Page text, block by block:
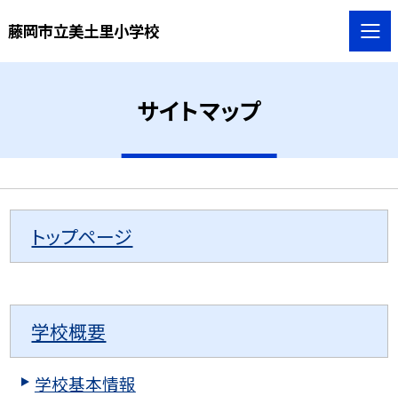
藤岡市立美土里小学校
サイトマップ
トップページ
学校概要
学校基本情報